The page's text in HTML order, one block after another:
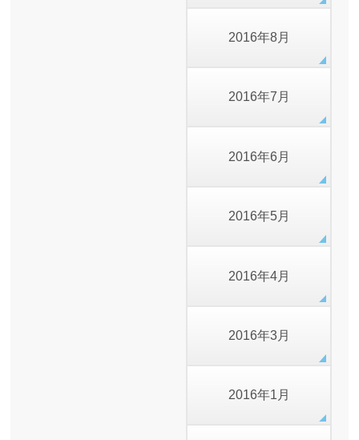
2016年8月
2016年7月
2016年6月
2016年5月
2016年4月
2016年3月
2016年1月